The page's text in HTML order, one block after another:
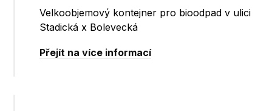
Velkoobjemový kontejner pro bioodpad v ulici
Stadická x Bolevecká
Přejít na více informací